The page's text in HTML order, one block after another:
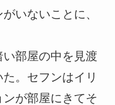
いないことに、
部屋の中を見渡
。セフンはイリ
が部屋にきてそ